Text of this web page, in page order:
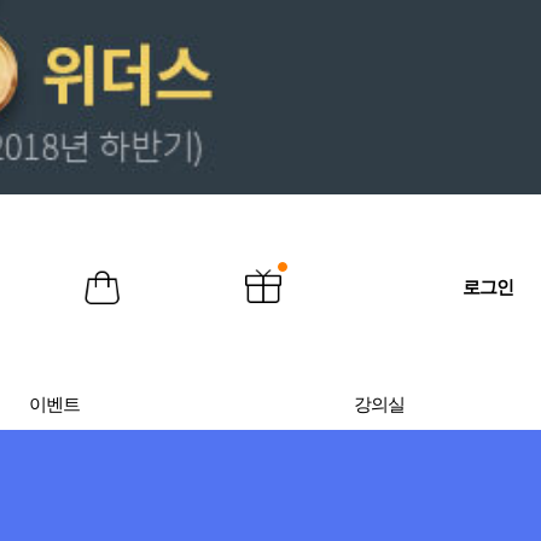
로그인
이벤트 강의실